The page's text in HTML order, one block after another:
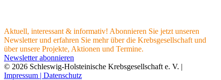
Aktuell, interessant & informativ! Abonnieren Sie jetzt unseren
Newsletter und erfahren Sie mehr über die Krebsgesellschaft und
über unsere Projekte, Aktionen und Termine.
Newsletter abonnieren
© 2026 Schleswig-Holsteinische Krebsgesellschaft e. V. |
Impressum | Datenschutz